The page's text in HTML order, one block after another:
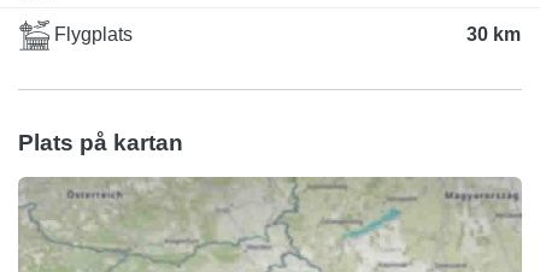
Flygplats 30 km
Plats på kartan